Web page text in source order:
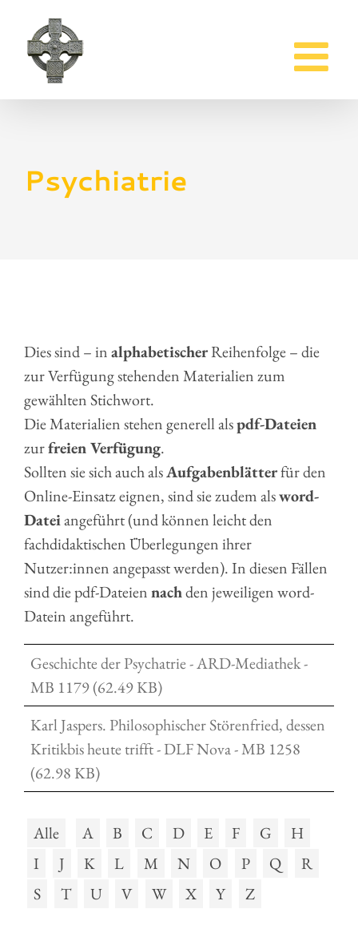
Inhalt
springen
Psychiatrie
Dies sind – inalphabetischerReihenfolge – die
zur Verfügung stehenden Materialien zum
gewählten Stichwort.
Die Materialien stehen generell alspdf-Dateien
zurfreien Verfügung.
Sollten sie sich auch alsAufgabenblätterfür den
Online-Einsatz eignen, sind sie zudem alsword-
Dateiangeführt (und können leicht den
fachdidaktischen Überlegungen ihrer
Nutzer:innen angepasst werden). In diesen Fällen
sind die pdf-Dateiennachden jeweiligen word-
Datein angeführt.
Geschichte der Psychatrie - ARD-Mediathek -
MB 1179 (62.49 KB)
Karl Jaspers. Philosophischer Störenfried, dessen
Kritikbis heute trifft - DLF Nova - MB 1258
(62.98 KB)
Alle A B C D E F G
H
I
J K L M N O P Q
R
S
T U V W X Y Z